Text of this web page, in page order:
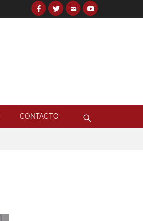
Facebook
TwitterEmailYouTube
CONTACTO